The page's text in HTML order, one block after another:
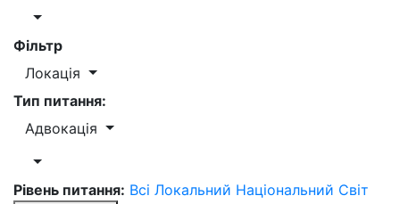
Фільтр
Локація
Тип питання:
Адвокація
Рівень питання: Всі Локальний Національний Світ